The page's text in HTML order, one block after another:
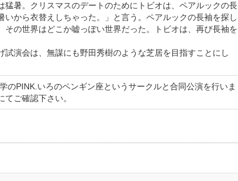
猛暑。クリスマスのデートのためにトビオは、ペアルックの長
いから衣替えしちゃった。」と言う。ペアルックの長袖を探し
その世界はどこか嘘っぽい世界だった。トビオは、再び長袖を
試演会は、無謀にも野田秀樹のような芝居を目指すことにし
のPINK.いろのペンギン座というサークルと合同公演を行いま
ご確認下さい。